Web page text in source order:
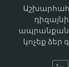
կոչեք ձեր